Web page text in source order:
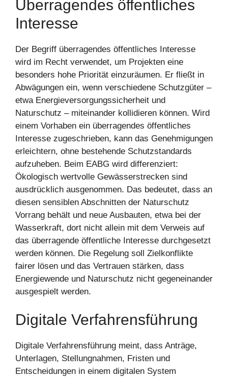
Überragendes öffentliches
Interesse
Der Begriff überragendes öffentliches Interesse
wird im Recht verwendet, um Projekten eine
besonders hohe Priorität einzuräumen. Er fließt in
Abwägungen ein, wenn verschiedene Schutzgüter –
etwa Energieversorgungssicherheit und
Naturschutz – miteinander kollidieren können. Wird
einem Vorhaben ein überragendes öffentliches
Interesse zugeschrieben, kann das Genehmigungen
erleichtern, ohne bestehende Schutzstandards
aufzuheben. Beim EABG wird differenziert:
Ökologisch wertvolle Gewässerstrecken sind
ausdrücklich ausgenommen. Das bedeutet, dass an
diesen sensiblen Abschnitten der Naturschutz
Vorrang behält und neue Ausbauten, etwa bei der
Wasserkraft, dort nicht allein mit dem Verweis auf
das überragende öffentliche Interesse durchgesetzt
werden können. Die Regelung soll Zielkonflikte
fairer lösen und das Vertrauen stärken, dass
Energiewende und Naturschutz nicht gegeneinander
ausgespielt werden.
Digitale Verfahrensführung
Digitale Verfahrensführung meint, dass Anträge,
Unterlagen, Stellungnahmen, Fristen und
Entscheidungen in einem digitalen System